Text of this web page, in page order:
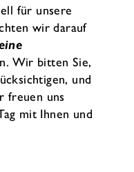
für unsere
wir darauf
Wir bitten Sie,
und
freuen uns
mit Ihnen und